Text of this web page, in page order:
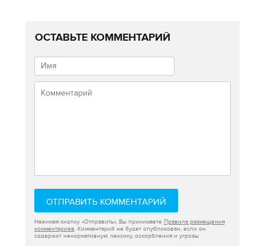
ОСТАВЬТЕ КОММЕНТАРИЙ
ОТПРАВИТЬ КОММЕНТАРИЙ
Нажимая кнопку «Отправить», Вы принимаете Правила размещения
комментариев. Комментарий не будет опубликован, если он
содержит ненормативную лексику, оскорбления и угрозы